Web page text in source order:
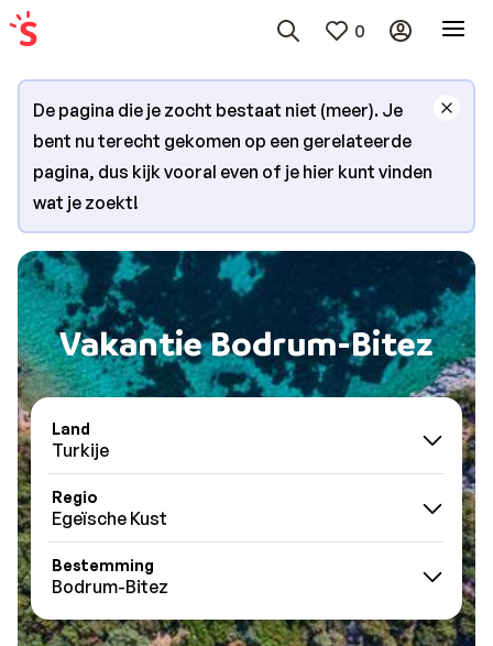
0
De pagina die je zocht bestaat niet (meer). Je
bent nu terecht gekomen op een gerelateerde
pagina, dus kijk vooral even of je hier kunt vinden
wat je zoekt!
Vakantie Bodrum-Bitez
Land
Turkije
Regio
Egeïsche Kust
Bestemming
Bodrum-Bitez